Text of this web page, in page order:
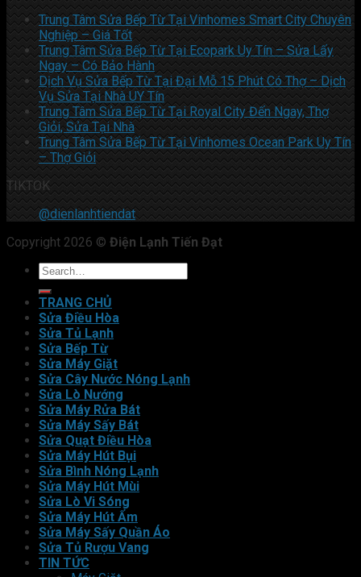
Trung Tâm Sửa Bếp Từ Tại Vinhomes Smart City Chuyên
Nghiệp – Giá Tốt
Trung Tâm Sửa Bếp Từ Tại Ecopark Uy Tín – Sửa Lấy
Ngay – Có Bảo Hành
Dịch Vụ Sửa Bếp Từ Tại Đại Mỗ 15 Phút Có Thợ – Dịch
Vụ Sửa Tại Nhà UY Tín
Trung Tâm Sửa Bếp Từ Tại Royal City Đến Ngay, Thợ
Giỏi, Sửa Tại Nhà
Trung Tâm Sửa Bếp Từ Tại Vinhomes Ocean Park Uy Tín
– Thợ Giỏi
TIKTOK
@dienlanhtiendat
Copyright 2026 © Điện Lạnh Tiến Đạt
TRANG CHỦ
Sửa Điều Hòa
Sửa Tủ Lạnh
Sửa Bếp Từ
Sửa Máy Giặt
Sửa Cây Nước Nóng Lạnh
Sửa Lò Nướng
Sửa Máy Rửa Bát
Sửa Máy Sấy Bát
Sửa Quạt Điều Hòa
Sửa Máy Hút Bụi
Sửa Bình Nóng Lạnh
Sửa Máy Hút Mùi
Sửa Lò Vi Sóng
Sửa Máy Hút Ẩm
Sửa Máy Sấy Quần Áo
Sửa Tủ Rượu Vang
TIN TỨC